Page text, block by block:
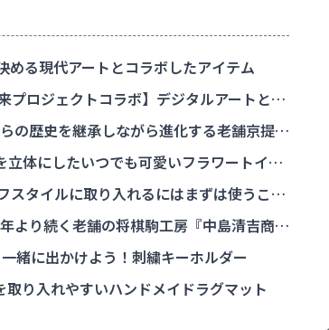
める現代アートとコラボしたアイテム
プロジェクトコラボ】デジタルアートと環
の歴史を継承しながら進化する老舗京提灯
立体にしたいつでも可愛いフラワートイセ
スタイルに取り入れるにはまずは使うこと
より続く老舗の将棋駒工房『中島清吉商
緒に出かけよう！刺繍キーホルダー
り入れやすいハンドメイドラグマット